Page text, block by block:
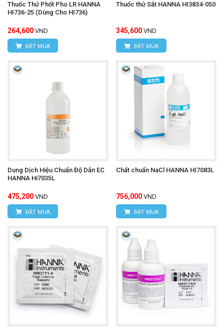
Thuốc Thử Phốt Pho LR HANNA
HI736-25 (Dùng Cho HI736)
264,600 VND
ĐẶT MUA
Thuốc thử Sắt HANNA HI3834-050
345,600 VND
ĐẶT MUA
Dung Dịch Hiệu Chuẩn Độ Dẫn EC
HANNA Hi7035L
475,200 VND
ĐẶT MUA
Chất chuẩn NaCl HANNA HI7083L
756,000 VND
ĐẶT MUA